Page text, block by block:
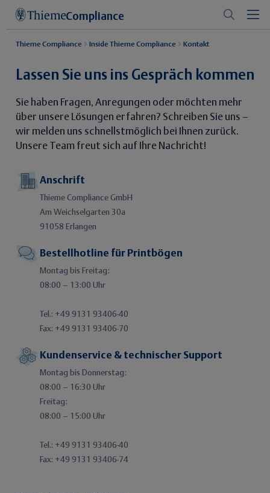
Compliance
Thieme Compliance Inside Thieme Compliance Kontakt
Lassen Sie uns ins Gespräch kommen
Sie haben Fragen, Anregungen oder möchten mehr
über unsere Lösungen erfahren? Schreiben Sie uns –
wir melden uns schnellstmöglich bei Ihnen zurück.
Unsere Team freut sich auf Ihre Nachricht!
Anschrift
Thieme Compliance GmbH
Am Weichselgarten 30a
91058 Erlangen
Bestellhotline für Printbögen
Montag bis Freitag:
08:00 – 13:00 Uhr
Tel.: +49 9131 93406-40
Fax: +49 9131 93406-70
Kundenservice & technischer Support
Montag bis Donnerstag:
08:00 – 16:30 Uhr
Freitag:
08:00 – 15:00 Uhr
Tel.: +49 9131 93406-40
Fax: +49 9131 93406-74